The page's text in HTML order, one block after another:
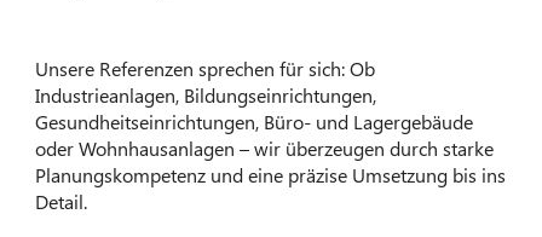
Unsere Referenzen sprechen für sich: Ob
Industrieanlagen, Bildungseinrichtungen,
Gesundheitseinrichtungen, Büro- und Lagergebäude
oder Wohnhausanlagen – wir überzeugen durch starke
Planungskompetenz und eine präzise Umsetzung bis ins
Detail.